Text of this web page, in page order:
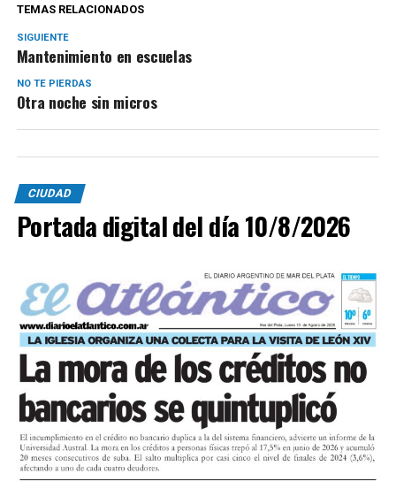
TEMAS RELACIONADOS
SIGUIENTE
Mantenimiento en escuelas
NO TE PIERDAS
Otra noche sin micros
CIUDAD
Portada digital del día 10/8/2026